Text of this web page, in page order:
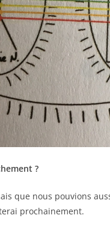
?
que nous pouvions
prochainement.